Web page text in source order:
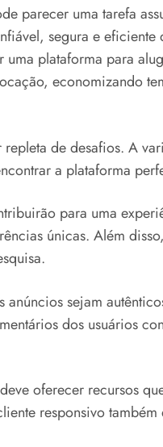
uma tarefa
segura e eficiente
plataforma para
economizando
de desafios. A
a plataforma
para uma
únicas. Além
sejam
dos usuários
oferecer recursos
responsivo